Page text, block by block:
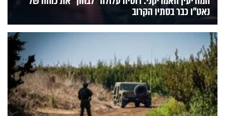
נאט"ו כבר בסתיו הקרוב